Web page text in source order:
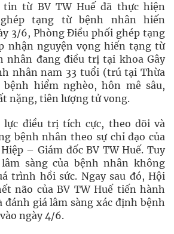
từ BV TW Huế đã thực hiện
tạng từ bệnh nhân hiến
3/6, Phòng Điều phối ghép tạng
nhận nguyện vọng hiến tạng từ
nhân đang điều trị tại khoa Gây
nhân nam 33 tuổi (trú tại Thừa
bệnh hiểm nghèo, hôn mê sâu,
nặng, tiên lượng tử vong.
lực điều trị tích cực, theo dõi và
bệnh nhân theo sự chỉ đạo của
– Giám đốc BV TW Huế. Tuy
sàng của bệnh nhân không
trình hồi sức. Ngay sau đó, Hội
não của BV TW Huế tiến hành
đánh giá lâm sàng xác định bệnh
ngày 4/6.